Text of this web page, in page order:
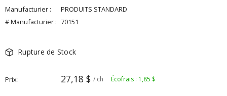
Manufacturier :
PRODUITS STANDARD
# Manufacturier : 70151
Rupture de Stock
Prix 27,18 $ / ch Écofrais : 1,85 $